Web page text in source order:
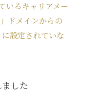
いるキャリアメー
ドメインからの
設定されていな
した